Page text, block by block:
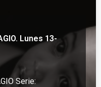
Lunes 13-
Serie: